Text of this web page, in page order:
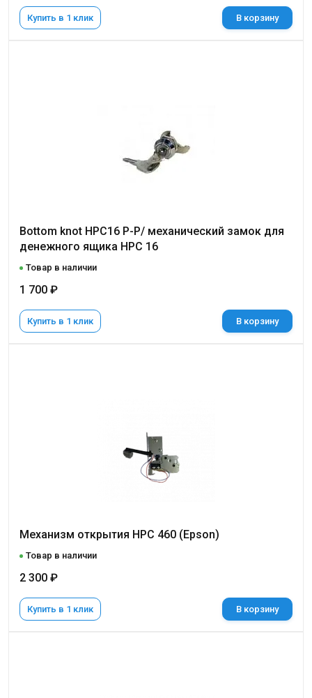
Купить в 1 клик В корзину
Bottom knot HPC16 P-P/ механический замок для
денежного ящика НРС 16
Товар в наличии
1 700 ₽
Купить в 1 клик В корзину
Механизм открытия НРС 460 (Epson)
Товар в наличии
2 300 ₽
Купить в 1 клик В корзину